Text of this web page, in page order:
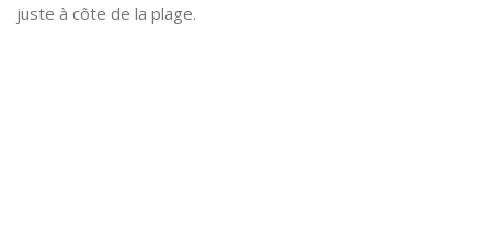
juste à côte de la plage.